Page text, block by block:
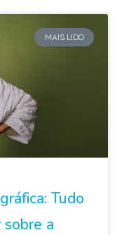
MAIS LIDO
Tudo
sobre a